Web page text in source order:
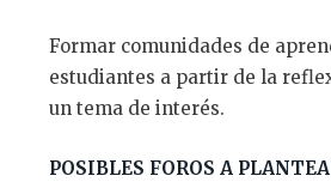
Formar comunidades de
estudiantes a partir de la
un tema de interés.
POSIBLES FOROS A